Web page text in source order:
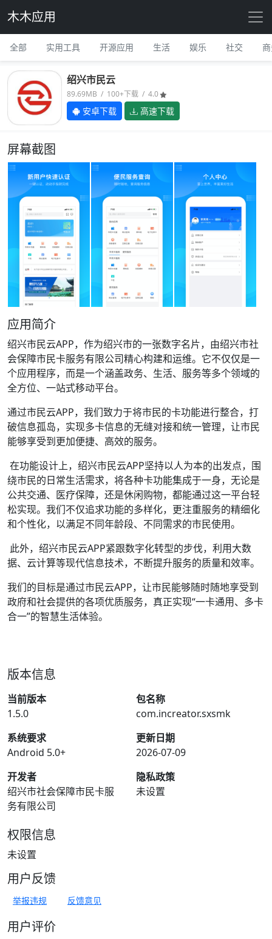
木木应用
全部 实用工具 开源应用 生活 娱乐 社交
绍兴市民云
89.69MB / 100+下载 / 4.0
安卓下载 高速下载
屏幕截图
应用简介
绍兴市民云APP，作为绍兴市的一张数字名片，由绍兴市社
会保障市民卡服务有限公司精心构建和运维。它不仅仅是一
个应用程序，而是一个涵盖政务、生活、服务等多个领域的
全方位、一站式移动平台。
通过市民云APP，我们致力于将市民的卡功能进行整合，打
破信息孤岛，实现多卡信息的无缝对接和统一管理，让市民
能够享受到更加便捷、高效的服务。
在功能设计上，绍兴市民云APP坚持以人为本的出发点，围
绕市民的日常生活需求，将各种卡功能集成于一身，无论是
公共交通、医疗保障，还是休闲购物，都能通过这一平台轻
松实现。我们不仅追求功能的多样化，更注重服务的精细化
和个性化，以满足不同年龄段、不同需求的市民使用。
此外，绍兴市民云APP紧跟数字化转型的步伐，利用大数
据、云计算等现代信息技术，不断提升服务的质量和效率。
我们的目标是通过市民云APP，让市民能够随时随地享受到
政府和社会提供的各项优质服务，真正实现“一卡通用、多卡
合一”的智慧生活体验。
版本信息
当前版本
1.5.0
包名称
com.increator.sxsmk
系统要求
Android 5.0+
更新日期
2026-07-09
开发者
绍兴市社会保障市民卡服
务有限公司
隐私政策
未设置
权限信息
未设置
用户反馈
举报违规 反馈意见
用户评价